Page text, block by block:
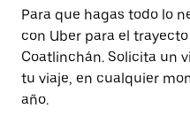
Presiona
la
tecla Esc
para
cerrar
el
calendario.
Para que hagas todo lo
con Uber para el
Coatlinchán. Solicita un
tu viaje, en cualquier
año.